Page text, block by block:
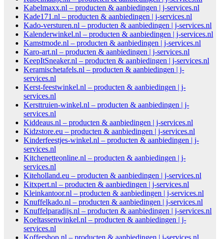
Kabelmaxx.nl – producten & aanbiedingen | j-services.nl
Kade171.nl – producten & aanbiedingen | j-services.nl
Kado-versturen.nl – producten & aanbiedingen | j-services.nl
Kalenderwinkel.nl – producten & aanbiedingen | j-services.nl
Kamstmode.nl – producten & aanbiedingen | j-services.nl
Karo-art.nl – producten & aanbiedingen | j-services.nl
KeepItSneaker.nl – producten & aanbiedingen | j-services.nl
Keramischetafels.nl – producten & aanbiedingen | j-
services.nl
Kerst-feestwinkel.nl – producten & aanbiedingen | j-
services.nl
Kersttruien-winkel.nl – producten & aanbiedingen | j-
services.nl
Kiddeaus.nl – producten & aanbiedingen | j-services.nl
Kidzstore.eu – producten & aanbiedingen | j-services.nl
Kinderfeestjes-winkel.nl – producten & aanbiedingen | j-
services.nl
Kitchenetteonline.nl – producten & aanbiedingen | j-
services.nl
Kiteholland.eu – producten & aanbiedingen | j-services.nl
Kitxpert.nl – producten & aanbiedingen | j-services.nl
Kleinkantoor.nl – producten & aanbiedingen | j-services.nl
Knuffelkado.nl – producten & aanbiedingen | j-services.nl
Knuffelparadijs.nl – producten & aanbiedingen | j-services.nl
Koeltassenwinkel.nl – producten & aanbiedingen | j-
services.nl
Koffershop.nl – producten & aanbiedingen | j-services.nl